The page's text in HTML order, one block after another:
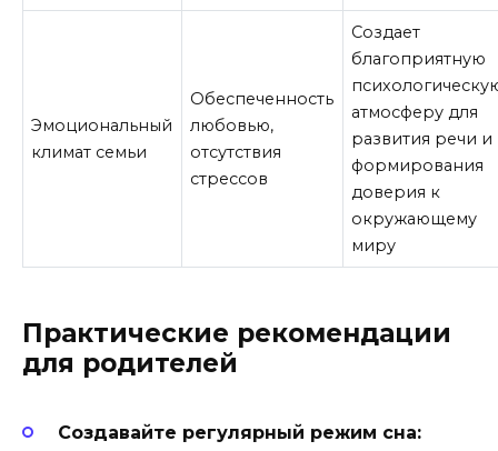
Эмоциональный
климат семьи
Обеспеченность
любовью,
отсутствия
стрессов
Создает
благоприятную
атмосферу для
развития речи и
формирования
доверия к
окружающему
миру
Практические рекомендации
для родителей
Создавайте регулярный режим сна: